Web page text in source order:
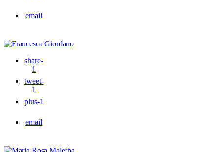
email
share-
1
tweet-
1
plus-1
email